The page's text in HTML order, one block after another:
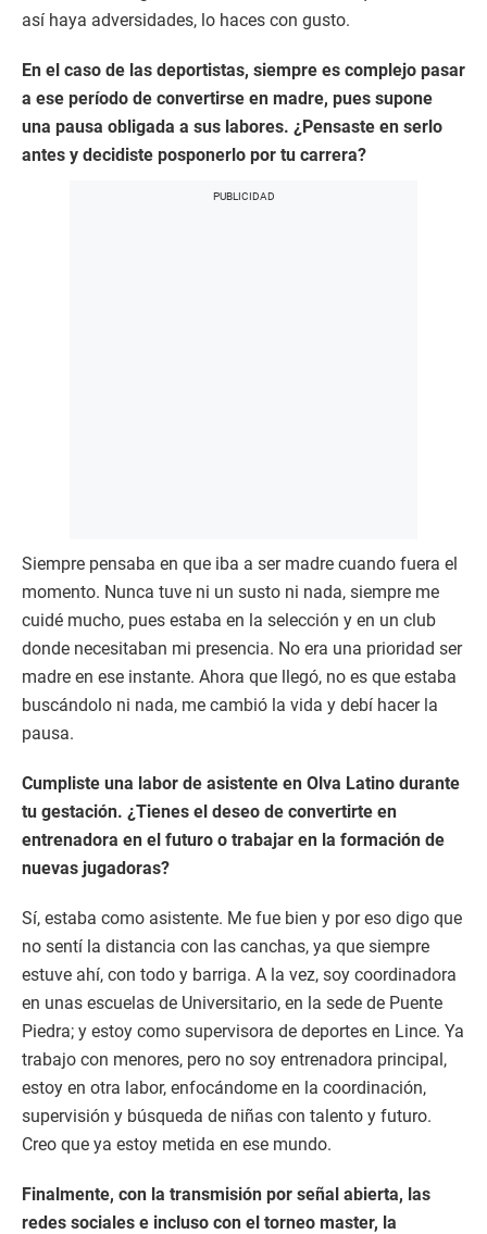
así haya adversidades, lo haces con gusto.
En el caso de las deportistas, siempre es complejo pasar
a ese período de convertirse en madre, pues supone
una pausa obligada a sus labores. ¿Pensaste en serlo
antes y decidiste posponerlo por tu carrera?
Siempre pensaba en que iba a ser madre cuando fuera el
momento. Nunca tuve ni un susto ni nada, siempre me
cuidé mucho, pues estaba en la selección y en un club
donde necesitaban mi presencia. No era una prioridad ser
madre en ese instante. Ahora que llegó, no es que estaba
buscándolo ni nada, me cambió la vida y debí hacer la
pausa.
Cumpliste una labor de asistente en Olva Latino durante
tu gestación. ¿Tienes el deseo de convertirte en
entrenadora en el futuro o trabajar en la formación de
nuevas jugadoras?
Sí, estaba como asistente. Me fue bien y por eso digo que
no sentí la distancia con las canchas, ya que siempre
estuve ahí, con todo y barriga. A la vez, soy coordinadora
en unas escuelas de Universitario, en la sede de Puente
Piedra; y estoy como supervisora de deportes en Lince. Ya
trabajo con menores, pero no soy entrenadora principal,
estoy en otra labor, enfocándome en la coordinación,
supervisión y búsqueda de niñas con talento y futuro.
Creo que ya estoy metida en ese mundo.
Finalmente, con la transmisión por señal abierta, las
redes sociales e incluso con el torneo master, la